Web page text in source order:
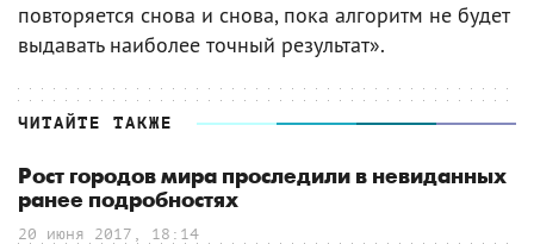
повторяется снова и снова, пока алгоритм не будет
выдавать наиболее точный результат».
ЧИТАЙТЕ ТАКЖЕ
Рост городов мира проследили в невиданных
ранее подробностях
20 июня 2017, 18:14